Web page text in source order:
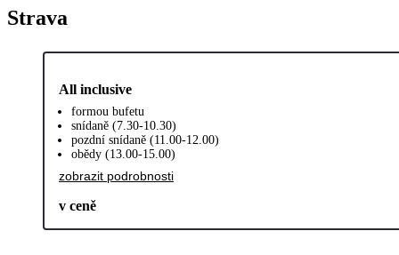
Strava
All inclusive
formou bufetu
snídaně (7.30-10.30)
pozdní snídaně (11.00-12.00)
obědy (13.00-15.00)
zobrazit podrobnosti
v ceně